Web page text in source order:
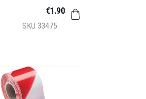
SKU 33475
€1.90